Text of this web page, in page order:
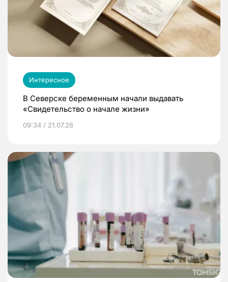
Интересное
В Северске беременным начали выдавать
«Свидетельство о начале жизни»
09:34 / 21.07.26